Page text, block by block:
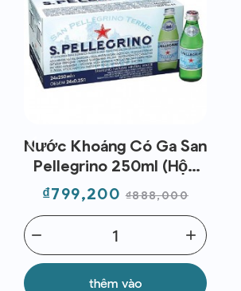
Nước Khoáng Có Ga San
Pellegrino 250ml (Hộp
24 Chai)
Giá
₫799,200 Giá
thường
₫888,000
add
remove
thêm vào